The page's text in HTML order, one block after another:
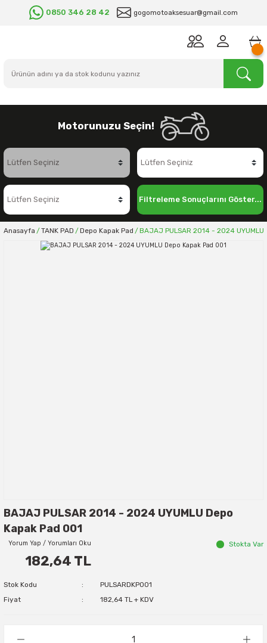
0850 346 28 42 gogomotoaksesuar@gmail.com
Motorunuzu Seçin!
Filtreleme Sonuçlarını Göster...
Anasayfa TANK PAD Depo Kapak Pad BAJAJ PULSAR 2014 - 2024 UYUMLU
BAJAJ PULSAR 2014 - 2024 UYUMLU Depo
Kapak Pad 001
Yorum Yap / Yorumları Oku Stokta Var
182,64 TL
Stok Kodu
PULSARDKP001
Fiyat
182,64 TL + KDV